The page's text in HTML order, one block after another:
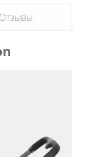
Отзывы